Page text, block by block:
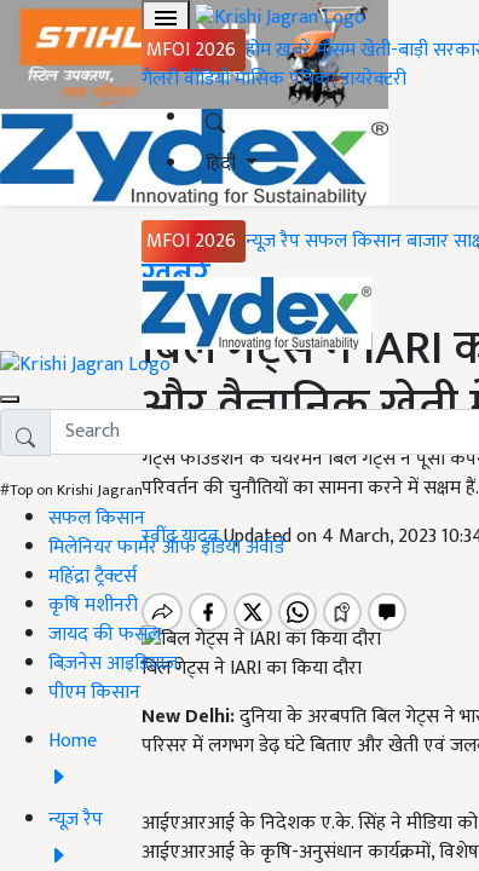
MFOI 2026 होमख़बरेंमौसमखेती-बाड़ी
गैलरीवीडियोमासिक पत्रिकाडायरेक्टरी
हिंदी
MFOI 2026 न्यूज़ रैपसफल किसानबाजार
#Top on Krishi Jagran
सफल किसान
मिलेनियर फार्मर ऑफ इंडिया अवॉर्ड
महिंद्रा ट्रैक्टर्स
कृषि मशीनरी
जायद की फसल
बिज़नेस आइडियाज
पीएम किसान
Home
न्यूज़ रैप
Home
ख़बरें
ब‍िल गेट्स ने IARI
और वैज्ञानिक
गेट्स फाउंडेशन के चेयरमैन ब‍िल गेट्स ने पूसा
पर‍िवर्तन की चुनौत‍ियों का सामना करने में सक्षम हैं.
रवींद्र यादवUpdated on 4 March, 2023
ब‍िल गेट्स ने IARI का किया दौरा
New Delhi:दुनिया के अरबपति बिल गेट्स ने
परिसर में लगभग डेढ़ घंटे बिताए और खेती एवं
आईएआरआई के निदेशक ए.के. सिंह ने मीडिया को
आईएआरआई के कृषि-अनुसंधान कार्यक्रमों,